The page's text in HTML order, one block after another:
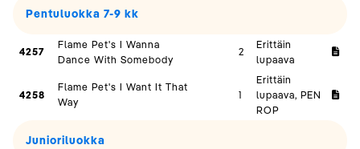
Pentuluokka 7-9 kk
4257
Flame Pet's I Wanna
Dance With Somebody
2
Erittäin
lupaava
4258
Flame Pet's I Want It That
Way
1
Erittäin
lupaava, PEN
ROP
Junioriluokka